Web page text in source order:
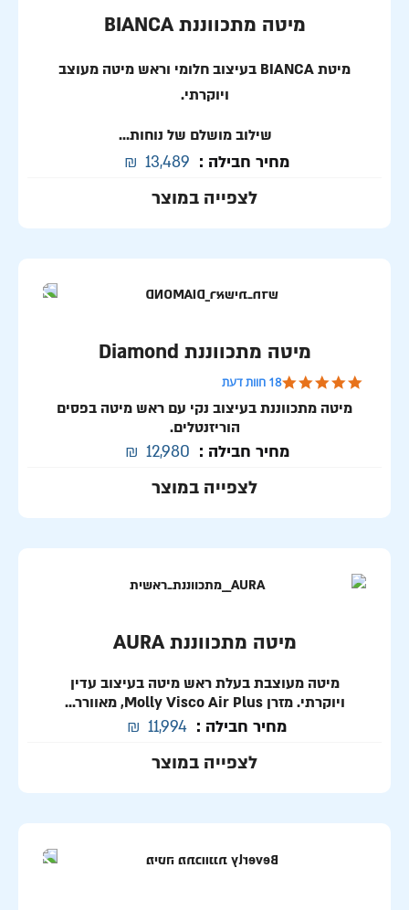
מיטה מתכווננת BIANCA
מיטת BIANCA בעיצוב חלומי וראש מיטה מעוצב
ויוקרתי.
שילוב מושלם של נוחות...
מחיר חבילה : 13,489
₪
לצפייה במוצר
מיטה מתכווננת Diamond
4.8 star rating
18 חוות דעת
מיטה מתכווננת בעיצוב נקי עם ראש מיטה בפסים
הוריזנטלים.
מחיר חבילה : 12,980
₪
לצפייה במוצר
מיטה מתכווננת AURA
מיטה מעוצבת בעלת ראש מיטה בעיצוב עדין
ויוקרתי. מזרן Molly Visco Air Plus, מאוורר...
מחיר חבילה : 11,994
₪
לצפייה במוצר